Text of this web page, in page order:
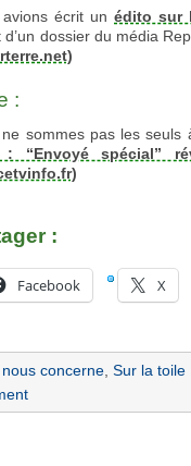
avions écrit un édito sur
d’un dossier du média
:
ne sommes pas les
: “Envoyé spécial”
:
Facebook X
concerne Sur la toile